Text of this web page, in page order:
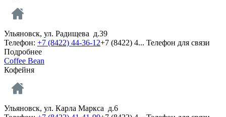
Ульяновск, ул. Радищева д.39
Телефон: +7 (8422) 44-36-12+7 (8422) 4... Телефон для связи
Подробнее
Coffee Bean
Кофейня
Ульяновск, ул. Карла Маркса д.6